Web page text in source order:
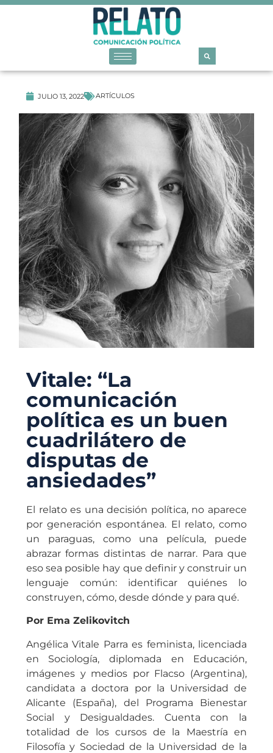
JULIO 13, 2022 ARTÍCULOS
Vitale: “La
comunicación
política es un buen
cuadrilátero de
disputas de
ansiedades”
El relato es una decisión política, no aparece
por generación espontánea. El relato, como
un paraguas, como una película, puede
abrazar formas distintas de narrar. Para que
eso sea posible hay que definir y construir un
lenguaje común: identificar quiénes lo
construyen, cómo, desde dónde y para qué.
Por Ema Zelikovitch
Angélica Vitale Parra es feminista, licenciada
en Sociología, diplomada en Educación,
imágenes y medios por Flacso (Argentina),
candidata a doctora por la Universidad de
Alicante (España), del Programa Bienestar
Social y Desigualdades. Cuenta con la
totalidad de los cursos de la Maestría en
Filosofía y Sociedad de la Universidad de la